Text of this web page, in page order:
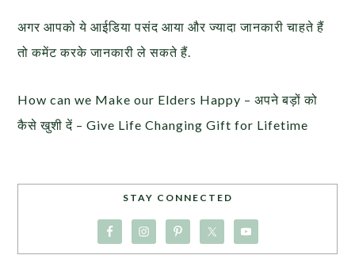
अगर आपको ये आईडिया पसंद आया और ज्यादा जानकारी चाहते हैं
तो कमेंट करके जानकारी ले सकते हैं.
How can we Make our Elders Happy – अपने बड़ों को
कैसे खुशी दें – Give Life Changing Gift for Lifetime
STAY CONNECTED